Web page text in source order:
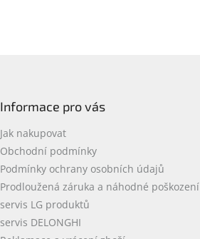
Informace pro vás
Jak nakupovat
Obchodní podmínky
Podmínky ochrany osobních údajů
Prodloužená záruka a náhodné poškození
servis LG produktů
servis DELONGHI